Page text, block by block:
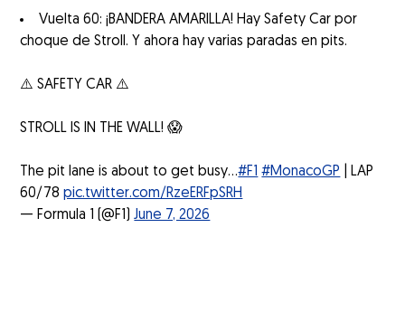
Vuelta 60: ¡BANDERA AMARILLA! Hay Safety Car por
choque de Stroll. Y ahora hay varias paradas en pits.
⚠️ SAFETY CAR ⚠️
STROLL IS IN THE WALL! 😱
The pit lane is about to get busy...#F1 #MonacoGP | LAP
60/78pic.twitter.com/RzeERFpSRH
— Formula 1 (@F1)June 7, 2026